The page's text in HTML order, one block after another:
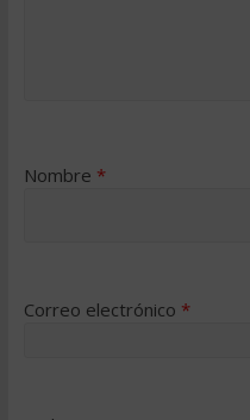
Nombre *
Correo electrónico *